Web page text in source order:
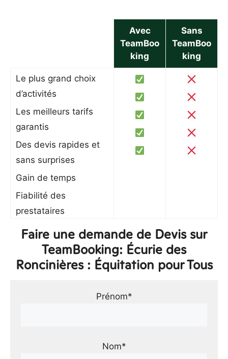
Avec
TeamBoo
king
Sans
TeamBoo
king
Le plus grand choix
d’activités
Les meilleurs tarifs
garantis
Des devis rapides et
sans surprises
Gain de temps
Fiabilité des
prestataires
Faire une demande de Devis sur
TeamBooking: Écurie des
Roncinières : Équitation pour Tous
Prénom*
Nom*